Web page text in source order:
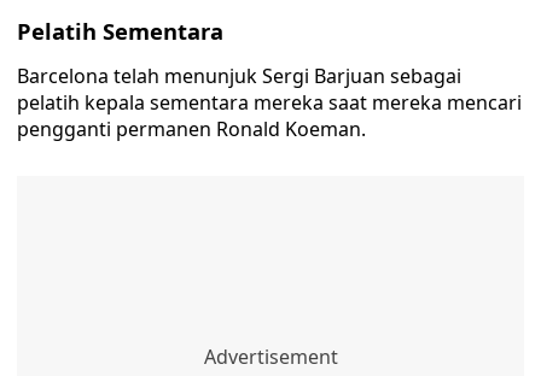
Pelatih Sementara
Barcelona telah menunjuk Sergi Barjuan sebagai
pelatih kepala sementara mereka saat mereka mencari
pengganti permanen Ronald Koeman.